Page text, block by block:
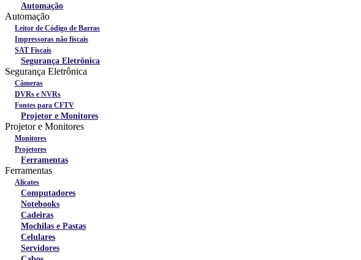
Automação
Automação
Leitor de Código de Barras
Impressoras não fiscais
SAT Fiscais
Segurança Eletrônica
Segurança Eletrônica
Câmeras
DVRs e NVRs
Fontes para CFTV
Projetor e Monitores
Projetor e Monitores
Monitores
Projetores
Ferramentas
Ferramentas
Alicates
Computadores
Notebooks
Cadeiras
Mochilas e Pastas
Celulares
Servidores